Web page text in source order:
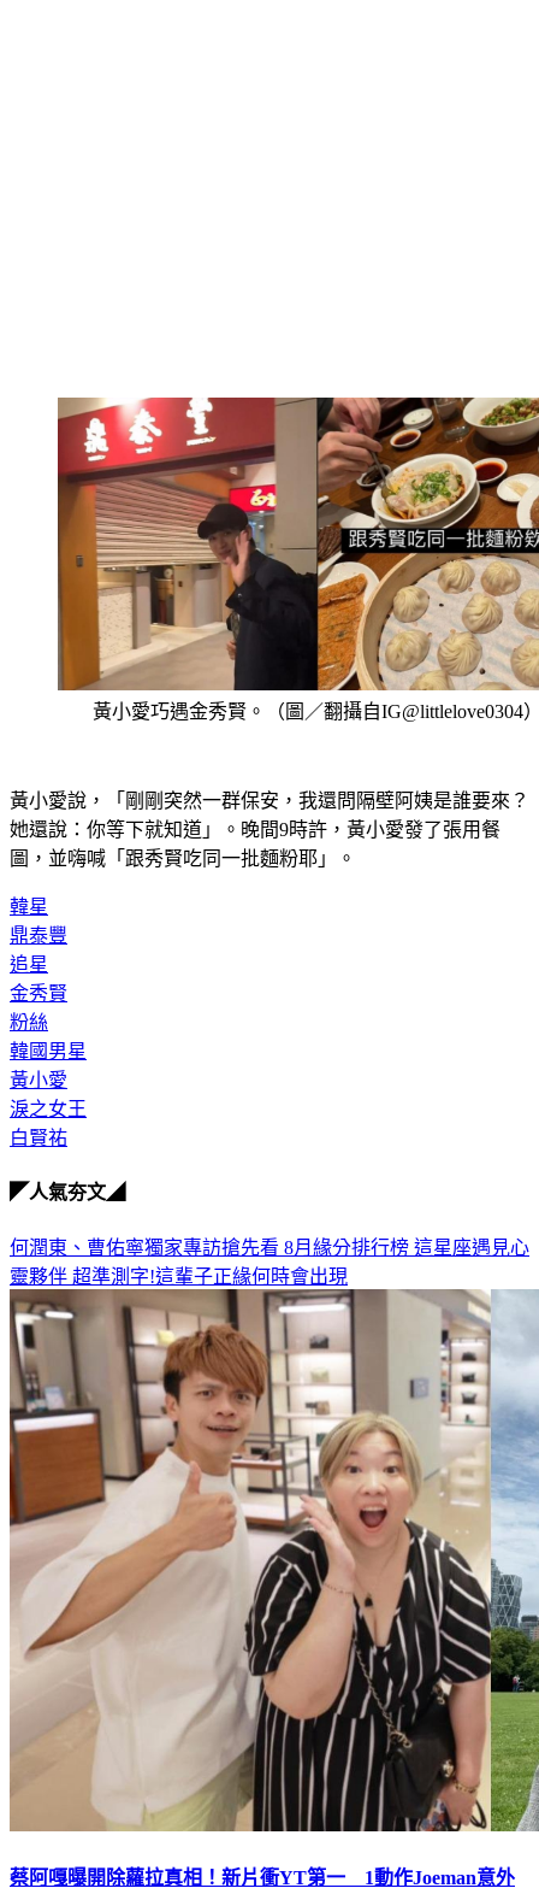
黃小愛巧遇金秀賢。（圖／翻攝自IG@littlelove0304
黃小愛說，「剛剛突然一群保安，我還問隔壁阿姨是誰要來？
她還說：你等下就知道」。晚間9時許，黃小愛發了張用餐
圖，並嗨喊「跟秀賢吃同一批麵粉耶」。
韓星
鼎泰豐
追星
金秀賢
粉絲
韓國男星
黃小愛
淚之女王
白賢祐
◤人氣夯文◢
何潤東、曹佑寧獨家專訪搶先看 8月緣分排行榜 這星座遇見心
靈夥伴 超準測字!這輩子正緣何時會出現
蔡阿嘎曝開除蘿拉真相！新片衝YT第一 1動作Joeman意外